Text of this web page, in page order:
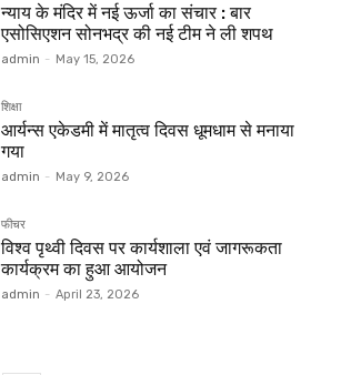
न्याय के मंदिर में नई ऊर्जा का संचार : बार
एसोसिएशन सोनभद्र की नई टीम ने ली शपथ
admin - May 15, 2026
शिक्षा
आर्यन्स एकेडमी में मातृत्व दिवस धूमधाम से मनाया
गया
admin - May 9, 2026
फीचर
विश्व पृथ्वी दिवस पर कार्यशाला एवं जागरूकता
कार्यक्रम का हुआ आयोजन
admin - April 23, 2026